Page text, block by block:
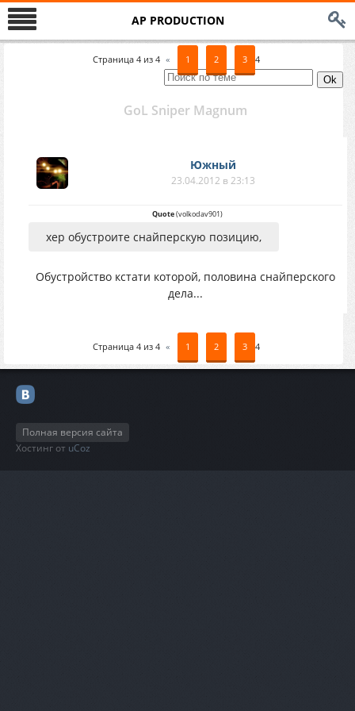
AP PRODUCTION
Страница 4 из 4 « 1 2 3 4
GoL Sniper Magnum
Южный
23.04.2012 в 23:13
Quote(volkodav901)
хер обустроите снайперскую позицию,
Обустройство кстати которой, половина снайперского
дела...
Страница 4 из 4 « 1 2 3 4
Полная версия сайта
Хостинг от uCoz